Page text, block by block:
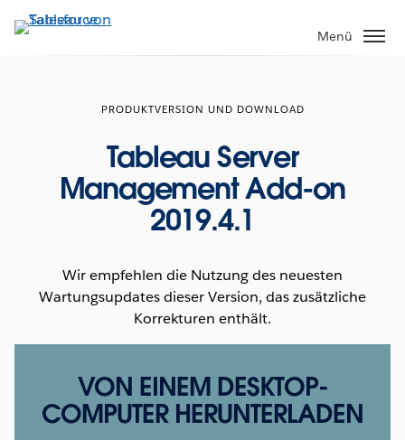
Direkt
zum
Menü
PRODUKTVERSION UND DOWNLOAD
Tableau Server
Management Add-on
2019.4.1
Wir empfehlen die Nutzung des neuesten
Wartungsupdates dieser Version, das zusätzliche
Korrekturen enthält.
VON EINEM DESKTOP-
COMPUTER HERUNTERLADEN